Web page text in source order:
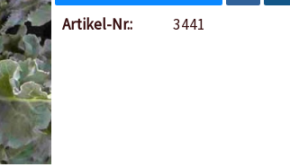
Artikel-Nr.: 3441